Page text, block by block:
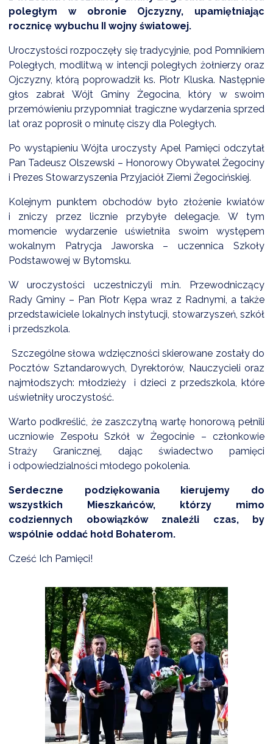
CZYSTE POWIETRZE
EWIDENCJA EMISYJNOŚCI BUDYNKÓW (CEEB)
poległym w obronie Ojczyzny, upamiętniając
rocznicę wybuchu II wojny światowej.
Uroczystości rozpoczęły się tradycyjnie, pod Pomnikiem
Poległych, modlitwą w intencji poległych żołnierzy oraz
Ojczyzny, którą poprowadził ks. Piotr Kluska. Następnie
głos zabrał Wójt Gminy Żegocina, który w swoim
przemówieniu przypomniał tragiczne wydarzenia sprzed
lat oraz poprosił o minutę ciszy dla Poległych.
Po wystąpieniu Wójta uroczysty Apel Pamięci odczytał
Pan Tadeusz Olszewski – Honorowy Obywatel Żegociny
i Prezes Stowarzyszenia Przyjaciół Ziemi Żegocińskiej.
Kolejnym punktem obchodów było złożenie kwiatów
i zniczy przez licznie przybyłe delegacje. W tym
momencie wydarzenie uświetniła swoim występem
wokalnym Patrycja Jaworska – uczennica Szkoły
Podstawowej w Bytomsku.
W uroczystości uczestniczyli m.in. Przewodniczący
Rady Gminy – Pan Piotr Kępa wraz z Radnymi, a także
przedstawiciele lokalnych instytucji, stowarzyszeń, szkół
i przedszkola.
Szczególne słowa wdzięczności skierowane zostały do
Pocztów Sztandarowych, Dyrektorów, Nauczycieli oraz
najmłodszych: młodzieży i dzieci z przedszkola, które
uświetniły uroczystość.
Warto podkreślić, że zaszczytną wartę honorową pełnili
uczniowie Zespołu Szkół w Żegocinie – członkowie
Straży Granicznej, dając świadectwo pamięci
i odpowiedzialności młodego pokolenia.
Serdeczne podziękowania kierujemy do
wszystkich Mieszkańców, którzy mimo
codziennych obowiązków znaleźli czas, by
wspólnie oddać hołd Bohaterom.
Cześć Ich Pamięci!